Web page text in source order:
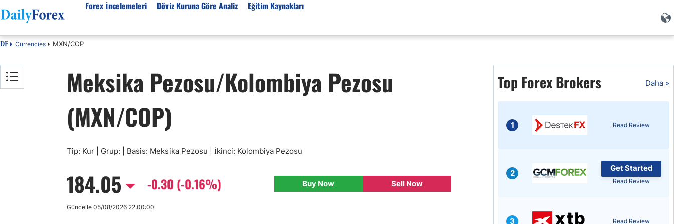
Forex İncelemeleri
Forex Firmaları
SPK Lisanslı Forex
Forex Sinyalleri
Forex Ürünleri
Forex Kursları
Tüm Firmaların İncelemeleri
Teknik Analiz
USD/TRY
Ücretsiz Forex Sinyalleri
Döviz Kuruna Göre Analiz
EUR-USD
EUR-TRY
GBP-USD
USD-CAD
Eğitim Kaynakları
Forex Eğitimi
Ekonomik Sözlük
İslami Forex
Forex Seminerleri
Forex Düzenlemeler
DF Currencies MXN/COP
Meksika Pezosu/Kolombiya Pezosu
(MXN/COP)
Tip: Kur | Grup: | Basis: Meksika Pezosu | İkinci: Kolombiya Pezosu
184.05 -0.30 (-0.16%) Buy Now Sell Now
Güncelle 05/08/2026 22:00:00
Top Forex Brokers Daha »
1 Read Review
2
Get Started
Read Review
3 Read Review